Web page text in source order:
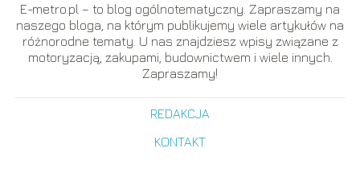
E-metro.pl – to blog ogólnotematyczny. Zapraszamy na
naszego bloga, na którym publikujemy wiele artykułów na
różnorodne tematy. U nas znajdziesz wpisy związane z
motoryzacją, zakupami, budownictwem i wiele innych.
Zapraszamy!
REDAKCJA
KONTAKT